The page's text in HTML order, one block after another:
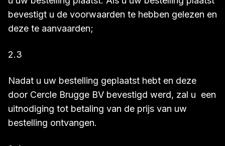
bevestigt u de voorwaarden te hebben gelezen en
deze te aanvaarden;
2.3
Nadat u uw bestelling geplaatst hebt en deze
door Cercle Brugge BV bevestigd werd, zal u een
uitnodiging tot betaling van de prijs van uw
bestelling ontvangen.